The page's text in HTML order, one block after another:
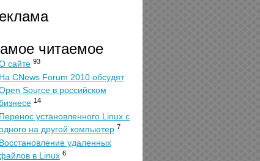
читаемое
сайте 93
На CNews Forum 2010 обсудят
Source в российском
14
Перенос установленного Linux с
на другой компьютер 7
Восстановление удаленных
в Linux 6